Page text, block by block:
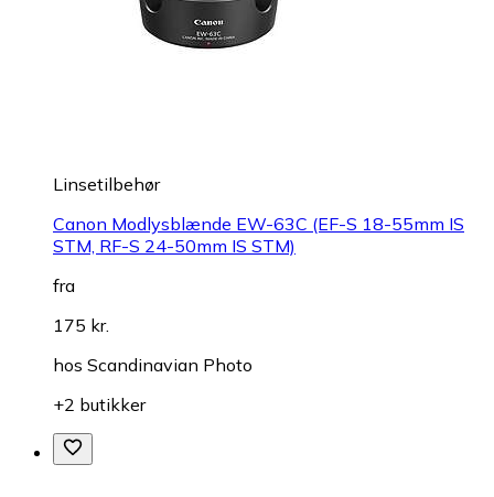
Linsetilbehør
Canon Modlysblænde EW-63C (EF-S 18-55mm IS
STM, RF-S 24-50mm IS STM)
fra
175 kr.
hos Scandinavian Photo
+2 butikker